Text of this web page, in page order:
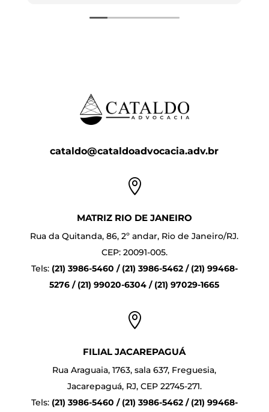
cataldo@cataldoadvocacia.adv.br

MATRIZ RIO DE JANEIRO
Rua da Quitanda, 86, 2º andar, Rio de Janeiro/RJ.
CEP: 20091-005.
Tels: (21) 3986-5460 / (21) 3986-5462 / (21) 99468-
5276 / (21) 99020-6304 / (21) 97029-1665

FILIAL JACAREPAGUÁ
Rua Araguaia, 1763, sala 637, Freguesia,
Jacarepaguá, RJ, CEP 22745-271.
Tels: (21) 3986-5460 / (21) 3986-5462 / (21) 99468-